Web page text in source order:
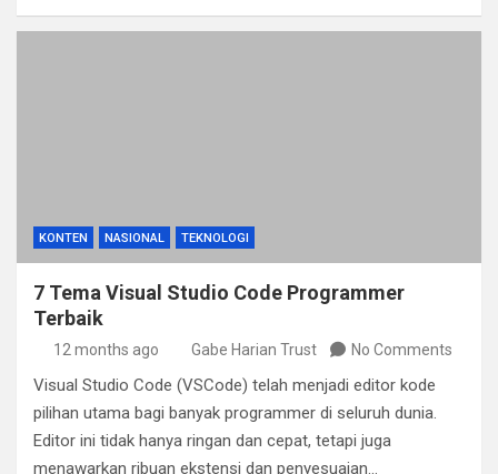
KONTEN NASIONAL TEKNOLOGI
7 Tema Visual Studio Code Programmer
Terbaik
12 months ago Gabe Harian Trust No Comments
Visual Studio Code (VSCode) telah menjadi editor kode
pilihan utama bagi banyak programmer di seluruh dunia.
Editor ini tidak hanya ringan dan cepat, tetapi juga
menawarkan ribuan ekstensi dan penyesuaian…